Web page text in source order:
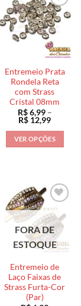
várias
variantes.
As
opções
podem
ser
escolhidas
na
página
do
produto
Entremeio Prata
Rondela Reta
com Strass
Cristal 08mm
R$6,99 –
R$ 12,99Faixa
preço:
R$ 6,99
através
VER OPÇÕES
várias
variantes.
As
opções
podem
ser
escolhidas
na
página
do
FORA DE
ESTOQUE
Entremeio de
Laço Faixas de
Strass Furta-Cor
(Par)